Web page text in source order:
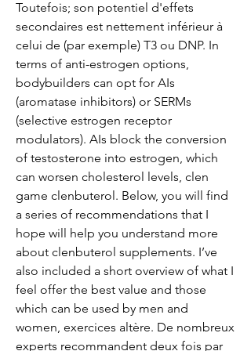
Toutefois; son potentiel d'effets
secondaires est nettement inférieur à
celui de (par exemple) T3 ou DNP. In
terms of anti-estrogen options,
bodybuilders can opt for AIs
(aromatase inhibitors) or SERMs
(selective estrogen receptor
modulators). AIs block the conversion
of testosterone into estrogen, which
can worsen cholesterol levels, clen
game clenbuterol. Below, you will find
a series of recommendations that I
hope will help you understand more
about clenbuterol supplements. I’ve
also included a short overview of what I
feel offer the best value and those
which can be used by men and
women, exercices altère. De nombreux
experts recommandent deux fois par